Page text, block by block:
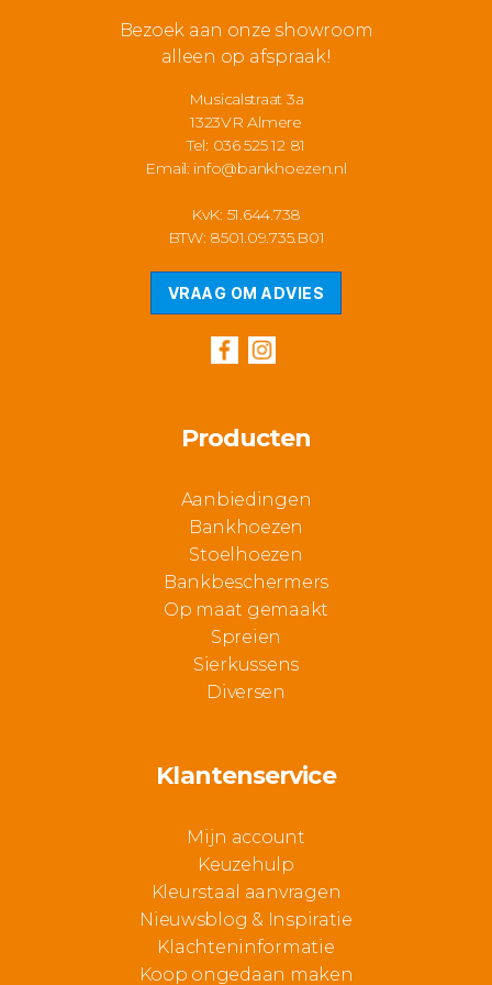
Bezoek aan onze showroom
alleen op afspraak!
Musicalstraat 3a
1323VR Almere
Tel: 036 525 12 81
Email: info@bankhoezen.nl
KvK: 51.644.738
BTW: 8501.09.735.B01
VRAAG OM ADVIES
Producten
Aanbiedingen
Bankhoezen
Stoelhoezen
Bankbeschermers
Op maat gemaakt
Spreien
Sierkussens
Diversen
Klantenservice
Mijn account
Keuzehulp
Kleurstaal aanvragen
Nieuwsblog & Inspiratie
Klachteninformatie
Koop ongedaan maken